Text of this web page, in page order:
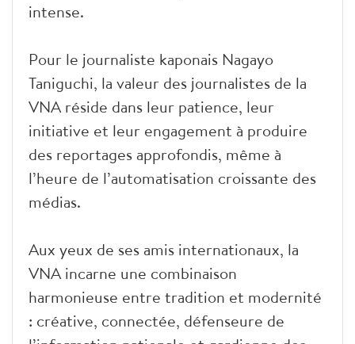
intense.
Pour le journaliste kaponais Nagayo
Taniguchi, la valeur des journalistes de la
VNA réside dans leur patience, leur
initiative et leur engagement à produire
des reportages approfondis, même à
l’heure de l’automatisation croissante des
médias.
Aux yeux de ses amis internationaux, la
VNA incarne une combinaison
harmonieuse entre tradition et modernité
: créative, connectée, défenseure de